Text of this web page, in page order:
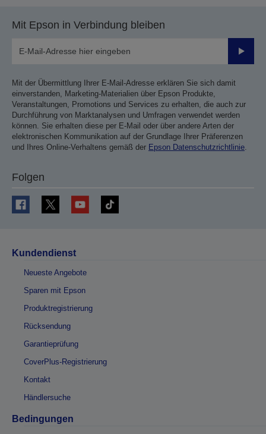
Mit Epson in Verbindung bleiben
Mit der Übermittlung Ihrer E-Mail-Adresse erklären Sie sich damit
einverstanden, Marketing-Materialien über Epson Produkte,
Veranstaltungen, Promotions und Services zu erhalten, die auch zur
Durchführung von Marktanalysen und Umfragen verwendet werden
können. Sie erhalten diese per E-Mail oder über andere Arten der
elektronischen Kommunikation auf der Grundlage Ihrer Präferenzen
und Ihres Online-Verhaltens gemäß der Epson Datenschutzrichtlinie
Folgen
Kundendienst
Neueste Angebote
Sparen mit Epson
Produktregistrierung
Rücksendung
Garantieprüfung
CoverPlus-Registrierung
Kontakt
Händlersuche
Bedingungen